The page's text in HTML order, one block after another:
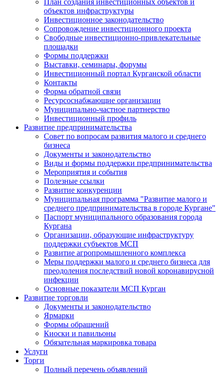
План создания инвестиционных объектов и
объектов инфраструктуры
Инвестиционное законодательство
Сопровождение инвестиционного проекта
Свободные инвестиционно-привлекательные
площадки
Формы поддержки
Выставки, семинары, форумы
Инвестиционный портал Курганской области
Контакты
Форма обратной связи
Ресурсоснабжающие организации
Муниципально-частное партнерство
Инвестиционный профиль
Развитие предпринимательства
Совет по вопросам развития малого и среднего
бизнеса
Документы и законодательство
Виды и формы поддержки предпринимательства
Мероприятия и события
Полезные ссылки
Развитие конкуренции
Муниципальная программа "Развитие малого и
среднего предпринимательства в городе Кургане"
Паспорт муниципального образования города
Кургана
Организации, образующие инфраструктуру
поддержки субъектов МСП
Развитие агропромышленного комплекса
Меры поддержки малого и среднего бизнеса для
преодоления последствий новой коронавирусной
инфекции
Основные показатели МСП Курган
Развитие торговли
Документы и законодательство
Ярмарки
Формы обращений
Киоски и павильоны
Обязательная маркировка товара
Услуги
Торги
Полный перечень объявлений